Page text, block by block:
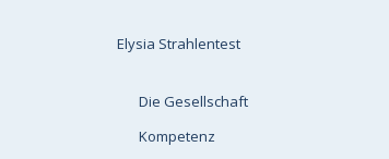
Elysia Strahlentest
Die Gesellschaft
Kompetenz